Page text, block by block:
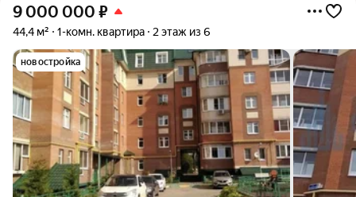
9 000 000 ₽
44,4 м² 1-комн. квартира 2 этаж из 6
новостройка